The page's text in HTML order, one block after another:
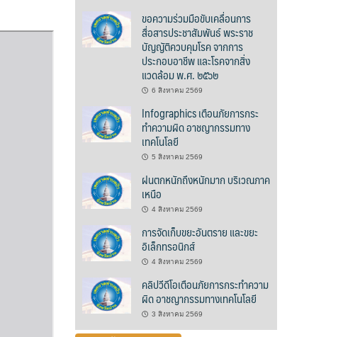
ขอความร่วมมือขับเคลื่อนการ
สื่อสารประชาสัมพันธ์ พระราช
บัญญัติควบคุมโรค จากการ
ประกอบอาชีพ และโรคจากสิ่ง
แวดล้อม พ.ศ. ๒๕๖๒
6 สิงหาคม 2569
Infographics เตือนภัยการกระ
ทำความผิด อาชญากรรมทาง
เทคโนโลยี
5 สิงหาคม 2569
ฝนตกหนักถึงหนักมาก บริเวณภาค
เหนือ
4 สิงหาคม 2569
การจัดเก็บขยะอันตราย และขยะ
อิเล็กทรอนิกส์
4 สิงหาคม 2569
คลิปวีดีโอเตือนภัยการกระทำความ
ผิด อาชญากรรมทางเทคโนโลยี
3 สิงหาคม 2569